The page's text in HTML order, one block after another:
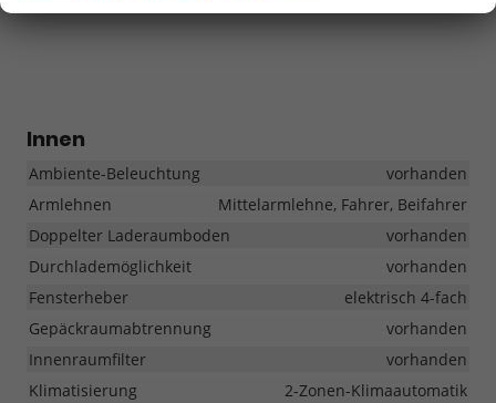
Innen
Ambiente-Beleuchtung
vorhanden
Armlehnen
Mittelarmlehne, Fahrer, Beifahrer
Doppelter Laderaumboden
vorhanden
Durchlademöglichkeit
vorhanden
Fensterheber
elektrisch 4-fach
Gepäckraumabtrennung
vorhanden
Innenraumfilter
vorhanden
Klimatisierung
2-Zonen-Klimaautomatik